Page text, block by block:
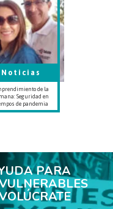
de la
Seguridad en
de pandemia
Noticias
PARA